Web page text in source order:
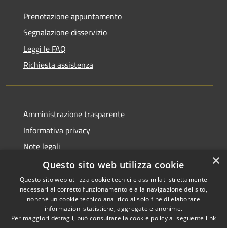
Prenotazione appuntamento
Segnalazione disservizio
Leggi le FAQ
Richiesta assistenza
Amministrazione trasparente
Informativa privacy
Note legali
Dichiarazione di accessibilità
RSS
Copyright © 2026 • Comune di
Sant'Anastasia • Powered by
×
Questo sito web utilizza cookie
Questo sito web utilizza cookie tecnici e assimilati strettamente
necessari al corretto funzionamento e alla navigazione del sito,
nonché un cookie tecnico analitico al solo fine di elaborare
informazioni statistiche, aggregate e anonime.
Per maggiori dettagli, può consultare la cookie policy al seguente link